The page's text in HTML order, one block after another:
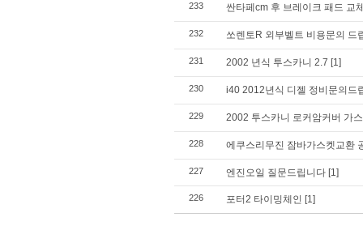
233 싼타페cm 후 브레이크 패드 교
232 쏘렌토R 외부벨트 비용문의 드
231 2002 년식 투스카니 2.7 [1]
230 i40 2012년식 디젤 정비문의드
229 2002 투스카니 로커암커버 가
228 에쿠스리무진 잠바가스켓교환
227 엔진오일 질문드립니다 [1]
226 포터2 타이밍체인 [1]